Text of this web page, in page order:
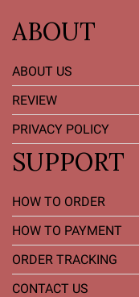
ABOUT
ABOUT US
REVIEW
PRIVACY POLICY
SUPPORT
HOW TO ORDER
HOW TO PAYMENT
ORDER TRACKING
CONTACT US